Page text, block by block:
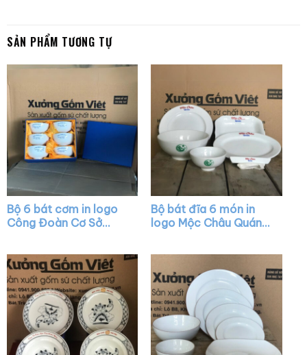
SẢN PHẨM TƯƠNG TỰ
Bộ 6 bát cơm in logo
Công Đoàn Cơ Sở
Bộ bát đĩa 6 món in
logo Mộc Châu Quán